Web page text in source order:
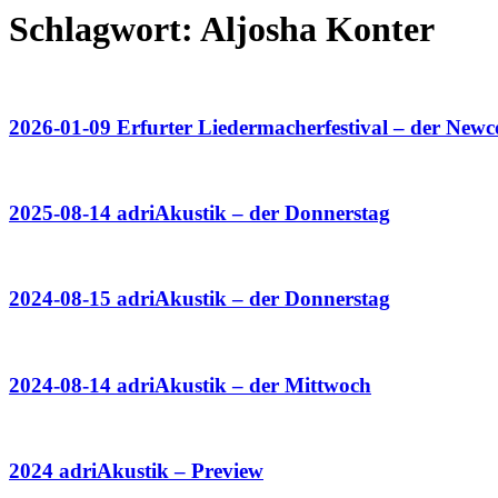
Schlagwort: Aljosha Konter
2026-01-09 Erfurter Liedermacherfestival – der
2025-08-14 adriAkustik – der Donnerstag
2024-08-15 adriAkustik – der Donnerstag
2024-08-14 adriAkustik – der Mittwoch
2024 adriAkustik – Preview